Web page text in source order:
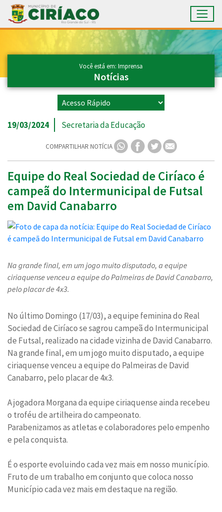
Ir para conteúdo principal
Conteúdo Principal
Você está em: Imprensa
Notícias
19/03/2024 Secretaria da Educação
COMPARTILHAR NOTÍCIA
Equipe do Real Sociedad de Ciríaco é
campeã do Intermunicipal de Futsal
em David Canabarro
Na grande final, em um jogo muito disputado, a equipe
ciriaquense venceu a equipe do Palmeiras de David Canabarro,
pelo placar de 4x3.
No último Domingo (17/03), a equipe feminina do Real
Sociedad de Ciríaco se sagrou campeã do Intermunicipal
de Futsal, realizado na cidade vizinha de David Canabarro.
Na grande final, em um jogo muito disputado, a equipe
ciriaquense venceu a equipe do Palmeiras de David
Canabarro, pelo placar de 4x3.
A jogadora Morgana da equipe ciriaquense ainda recebeu
o troféu de artilheira do campeonato.
Parabenizamos as atletas e colaboradores pelo empenho
e pela conquista.
É o esporte evoluindo cada vez mais em nosso município.
Fruto de um trabalho em conjunto que coloca nosso
Município cada vez mais em destaque na região.